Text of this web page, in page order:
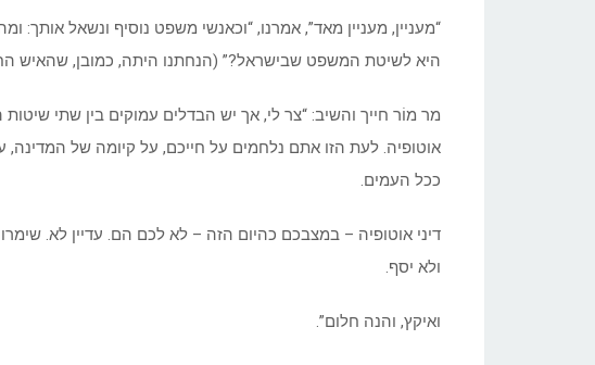
“מעניין, מעניין מאד”, אמרנו, “וכאנשי משפט נוסיף ונשאל
היא לשיטת המשפט שבישראל?” (הנחתנו היתה, כמובן, שהאיש
מר מוֹר חייך והשיב: “צר לי, אך יש הבדלים עמוקים בין שתי
אוטופיה. לעת הזו אתם נלחמים על חייכם, על קיומה של המדינה,
ככל העמים.
דיני אוטופיה – במצבכם כהיום הזה – לא לכם הם. עדיין לא.
ולא יסף.
ואיקץ, והנה חלום”.